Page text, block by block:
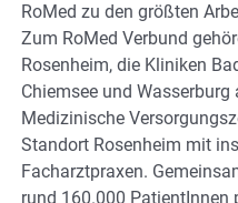
RoMed zu den größten
Zum RoMed Verbund
Rosenheim, die Kliniken
Chiemsee und
Medizinische
Standort Rosenheim mit
Facharztpraxen.
rund 160.000